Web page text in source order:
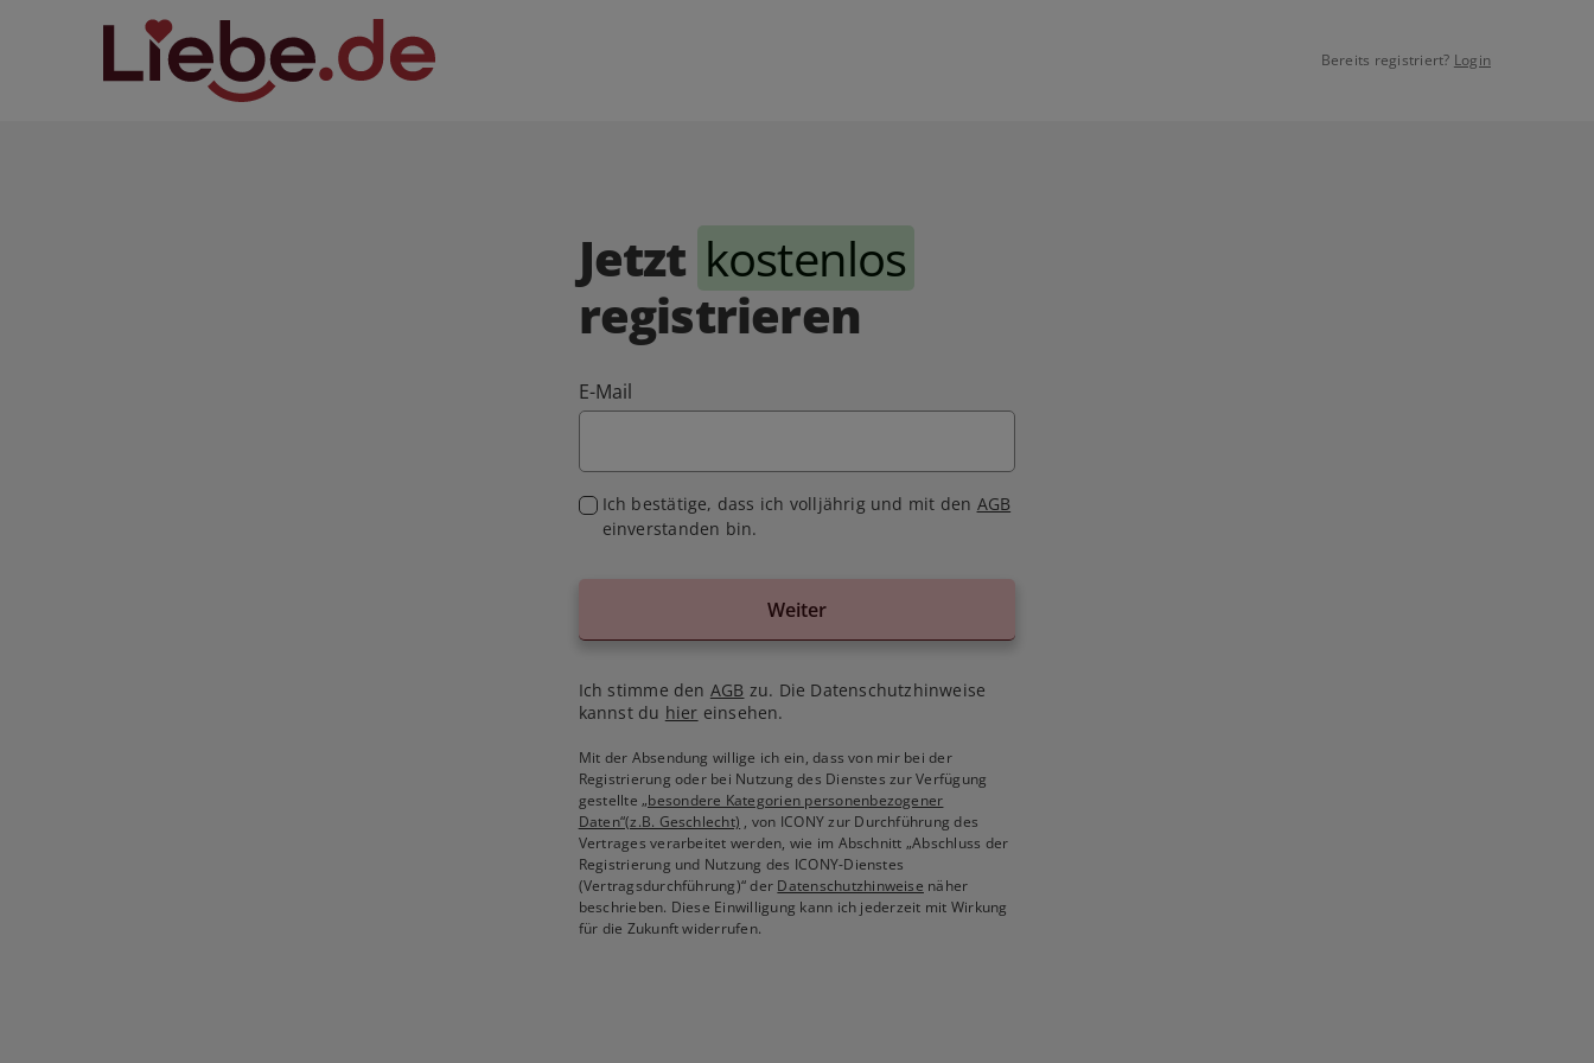
Bereits registriert? Login
Jetzt kostenlos
registrieren
E-Mail
Ich bestätige, dass ich volljährig und mit den AGB
einverstanden bin.
Weiter
Ich stimme den AGB zu. Die Datenschutzhinweise
kannst du hier einsehen.
Mit der Absendung willige ich ein, dass von mir bei der
Registrierung oder bei Nutzung des Dienstes zur Verfügung
gestellte„besondere Kategorien personenbezogener
Daten“(z.B. Geschlecht) , von ICONY zur Durchführung des
Vertrages verarbeitet werden, wie im Abschnitt „Abschluss der
Registrierung und Nutzung des ICONY-Dienstes
(Vertragsdurchführung)“ der Datenschutzhinweise näher
beschrieben. Diese Einwilligung kann ich jederzeit mit Wirkung
für die Zukunft widerrufen.